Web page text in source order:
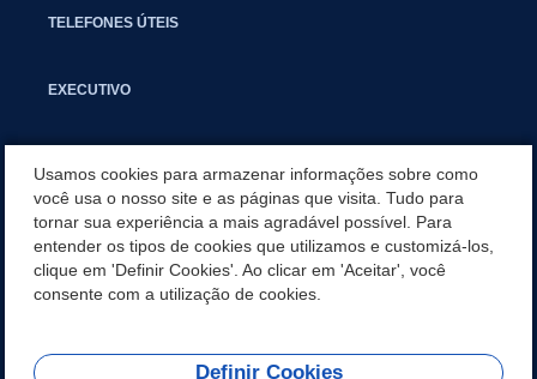
TELEFONES ÚTEIS
EXECUTIVO
APLICATIVO
PARCERIAS E EMENDAS IMPOSITIVAS MUNICIPAIS
Usamos cookies para armazenar informações sobre como
você usa o nosso site e as páginas que visita. Tudo para
tornar sua experiência a mais agradável possível. Para
entender os tipos de cookies que utilizamos e customizá-los,
clique em 'Definir Cookies'. Ao clicar em 'Aceitar', você
consente com a utilização de cookies.
Definir Cookies